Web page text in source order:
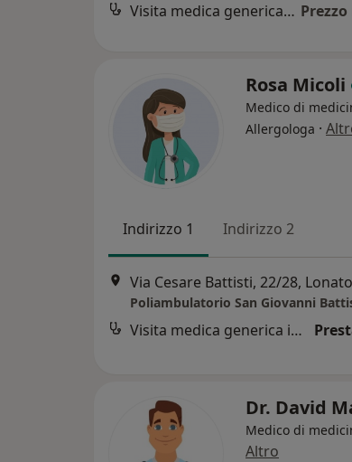
Visita medica generica in CONVENZIONE
Rosa Micoli
Medico di
Allergologa ·
Indirizzo 1 Indirizzo 2
Poliambulatorio San Giovanni
Visita medica generica in CONVENZIONE
Dr. David
Medico di
Altro